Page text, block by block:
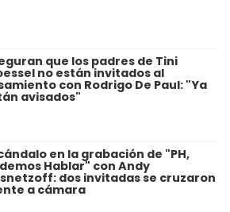
que los padres de Tini
no están invitados al
con Rodrigo De Paul: "Ya
avisados"
en la grabación de "PH,
Hablar" con Andy
dos invitadas se cruzaron
a cámara